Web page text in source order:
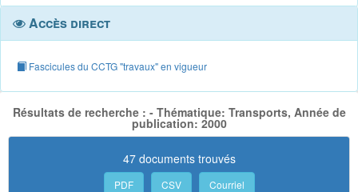
Accès direct
Fascicules du CCTG "travaux" en vigueur
Résultats de recherche : - Thématique: Transports, Année de
publication: 2000
47 documents trouvés
PDF CSV Courriel